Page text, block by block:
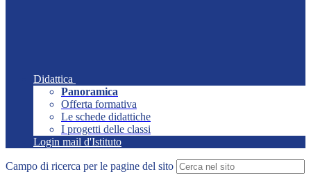
Didattica
Panoramica
Offerta formativa
Le schede didattiche
I progetti delle classi
Login mail d'Istituto
Campo di ricerca per le pagine del sito